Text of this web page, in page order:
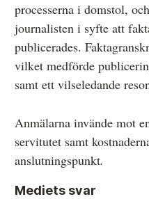
processerna i domstol,
journalisten i syfte att
publicerades.
vilket medförde
samt ett vilseledande
Anmälarna invände mot
servitutet samt
anslutningspunkt.
Mediets svar